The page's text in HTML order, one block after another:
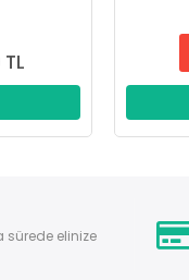
sürede elinize